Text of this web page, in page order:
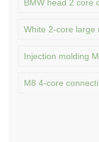
BMW head 2 core
White 2-core large
Injection molding
M8 4-core